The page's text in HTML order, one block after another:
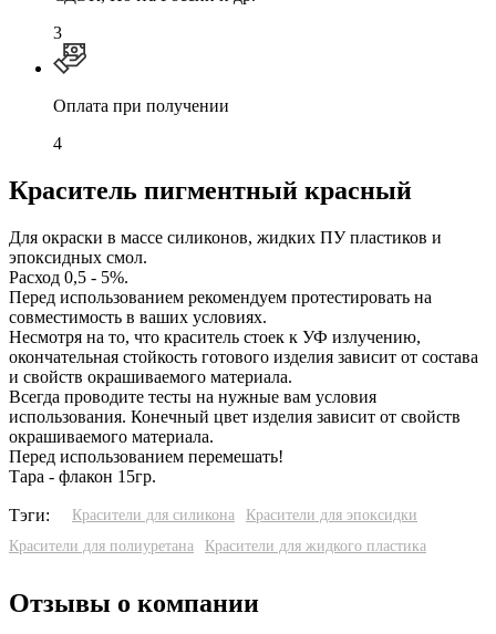
3
Оплата при получении
4
Краситель пигментный красный
Для окраски в массе силиконов, жидких ПУ пластиков и
эпоксидных смол.
Расход 0,5 - 5%.
Перед использованием рекомендуем протестировать на
совместимость в ваших условиях.
Несмотря на то, что краситель стоек к УФ излучению,
окончательная стойкость готового изделия зависит от состава
и свойств окрашиваемого материала.
Всегда проводите тесты на нужные вам условия
использования. Конечный цвет изделия зависит от свойств
окрашиваемого материала.
Перед использованием перемешать!
Тара - флакон 15гр.
Тэги: Красители для силикона
Красители для эпоксидки
Красители для полиуретана
Красители для жидкого пластика
Отзывы о компании